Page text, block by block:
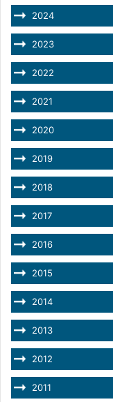
2024
2023
2022
2021
2020
2019
2018
2017
2016
2015
2014
2013
2012
2011